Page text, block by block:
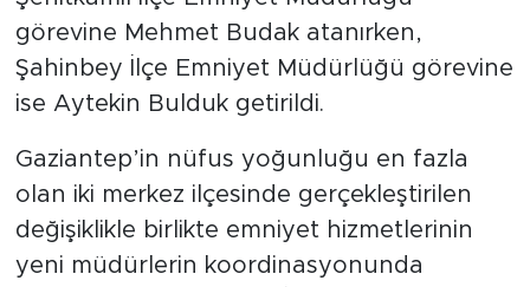
görevine Mehmet Budak atanırken,
Şahinbey İlçe Emniyet Müdürlüğü görevine
ise Aytekin Bulduk getirildi.
Gaziantep’in nüfus yoğunluğu en fazla
olan iki merkez ilçesinde gerçekleştirilen
değişiklikle birlikte emniyet hizmetlerinin
yeni müdürlerin koordinasyonunda